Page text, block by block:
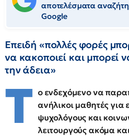
αποτελέσματα
Google
Επειδή «πολλές φορές
να κακοποιεί και μπορεί
την άδεια»
Τ ο ενδεχόμενο να
ανήλικοι μαθητές για
ψυχολόγους και
λειτουργούς ακόμα